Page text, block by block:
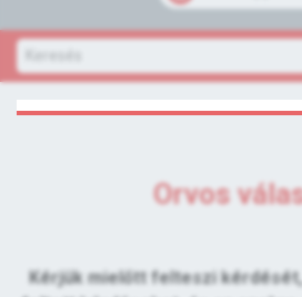
Orvos
Kérjük mielőtt felteszi